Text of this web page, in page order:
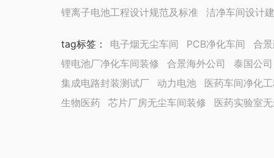
锂离子电池工程设计规范及标准 洁净车间设计
tag标签 ： 电子烟无尘车间 PCB净化车间
合
锂电池厂净化车间装修
合景海外公司
泰国公司
集成电路封装测试厂
动力电池
医药车间净化
生物医药
芯片厂房无尘车间装修 医药实验室